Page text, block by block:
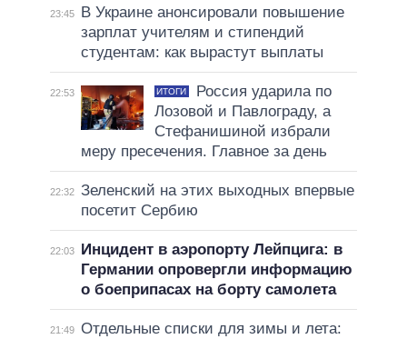
23:45
В Украине анонсировали повышение
зарплат учителям и стипендий
студентам: как вырастут выплаты
22:53 ИТОГИ
Россия ударила по
Лозовой и Павлограду, а
Стефанишиной избрали
меру пресечения. Главное за день
22:32 Зеленский на этих выходных впервые
посетит Сербию
22:03
Инцидент в аэропорту Лейпцига: в
Германии опровергли информацию
о боеприпасах на борту самолета
21:49 Отдельные списки для зимы и лета: